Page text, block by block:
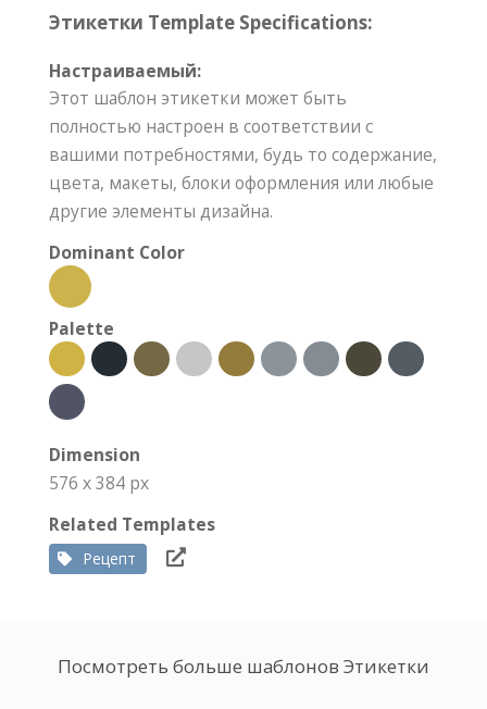
Этикетки Template Specifications:
Настраиваемый:
Этот шаблон этикетки может быть
полностью настроен в соответствии с
вашими потребностями, будь то содержание,
цвета, макеты, блоки оформления или любые
другие элементы дизайна.
Dominant Color
Palette
Dimension
576 x 384 px
Related Templates
Рецепт
Посмотреть больше шаблонов Этикетки